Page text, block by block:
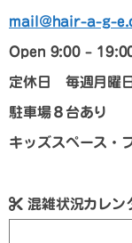
mail@hair-a-g-
Open 9:00 –
定休日 毎週月曜
駐車場８台あり
キッズスペース・
混雑状況カレン